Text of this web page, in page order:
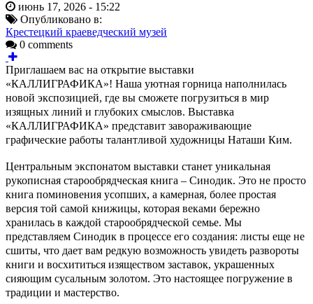
июнь 17, 2026 - 15:22
Опубликовано в:
Крестецкий краеведческий музей
0 comments
Приглашаем вас на открытие выставки
«КАЛЛИГРАФИКА»! Наша уютная горница наполнилась
новой экспозицией, где вы сможете погрузиться в мир
изящных линий и глубоких смыслов. Выставка
«КАЛЛИГРАФИКА» представит завораживающие
графические работы талантливой художницы Наташи Ким.
Центральным экспонатом выставки станет уникальная
рукописная старообрядческая книга – Синодик. Это не просто
книга поминовения усопших, а камерная, более простая
версия той самой книжицы, которая веками бережно
хранилась в каждой старообрядческой семье. Мы
представляем Синодик в процессе его создания: листы еще не
сшиты, что дает вам редкую возможность увидеть развороты
книги и восхититься изяществом заставок, украшенных
сияющим сусальным золотом. Это настоящее погружение в
традиции и мастерство.